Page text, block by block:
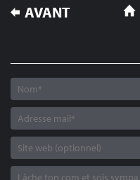
NAVIGATION
DE
AVANT